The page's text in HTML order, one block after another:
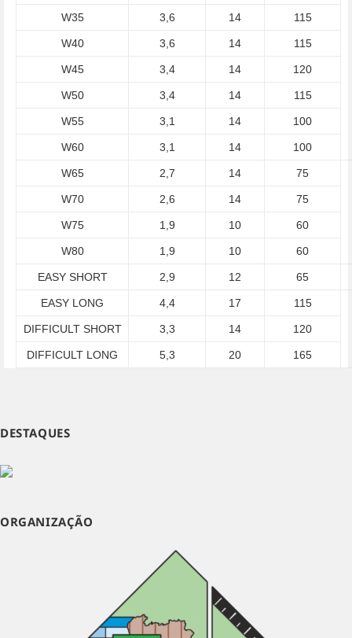
W35 3,6 14 115
W40 3,6 14 115
W45 3,4 14 120
W50 3,4 14 115
W55 3,1 14 100
W60 3,1 14 100
W65 2,7 14 75
W70 2,6 14 75
W75 1,9 10 60
W80 1,9 10 60
EASY SHORT 2,9 12 65
EASY LONG 4,4 17 115
DIFFICULT SHORT 3,3 14 120
DIFFICULT LONG 5,3 20 165
DESTAQUES
ORGANIZAÇÃO